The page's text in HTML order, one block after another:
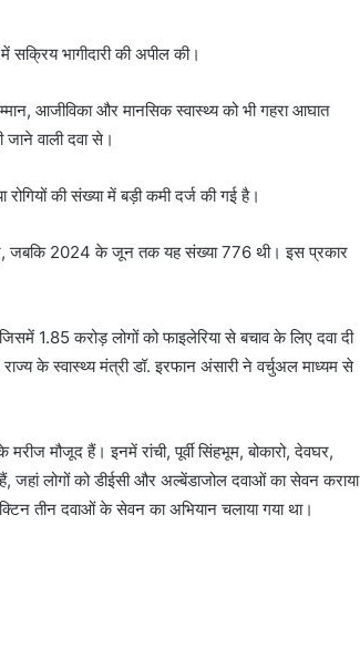
भागीदारी की अपील की।
आजीविका और मानसिक स्वास्थ्य को भी गहरा आघात
वाली दवा से।
की संख्या में बड़ी कमी दर्ज की गई है।
जबकि 2024 के जून तक यह संख्या 776 थी। इस प्रकार
1.85 करोड़ लोगों को फाइलेरिया से बचाव के लिए दवा दी
के स्वास्थ्य मंत्री डॉ. इरफान अंसारी ने वर्चुअल माध्यम से
मौजूद हैं। इनमें रांची, पूर्वी सिंहभूम, बोकारो, देवघर,
जहां लोगों को डीईसी और अल्बेंडाजोल दवाओं का सेवन कराया
तीन दवाओं के सेवन का अभियान चलाया गया था।
असम में बाढ़ से 13 जिलों में 15 लाख से
बसपा संग ब्राह्मण समाज के जुड़ाव से
विचलित होकर सपा ने पीडीए में 'पी' से जोड़ा
'पंडित': मायावती